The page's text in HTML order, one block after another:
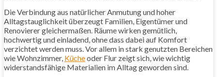
Die Verbindung aus natürlicher Anmutung und hoher
Alltagstauglichkeit überzeugt Familien, Eigentümer und
Renovierer gleichermaßen. Räume wirken gemütlich,
hochwertig und einladend, ohne dass dabei auf Komfort
verzichtet werden muss. Vor allem in stark genutzten Bereichen
wie Wohnzimmer, Kücheoder Flur zeigt sich, wie wichtig
widerstandsfähige Materialien im Alltag geworden sind.